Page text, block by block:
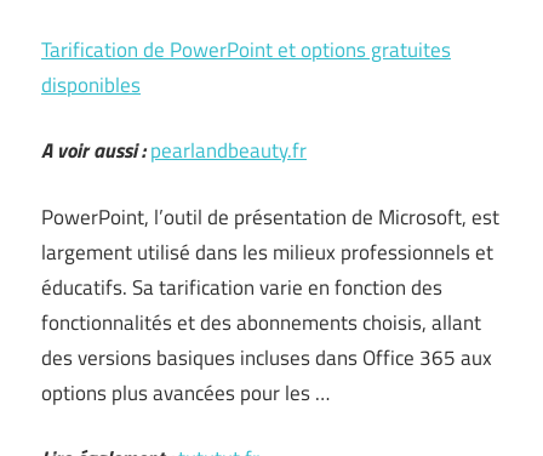
Tarification de PowerPoint et options gratuites
disponibles
A voir aussi :pearlandbeauty.fr
PowerPoint, l’outil de présentation de Microsoft, est
largement utilisé dans les milieux professionnels et
éducatifs. Sa tarification varie en fonction des
fonctionnalités et des abonnements choisis, allant
des versions basiques incluses dans Office 365 aux
options plus avancées pour les …